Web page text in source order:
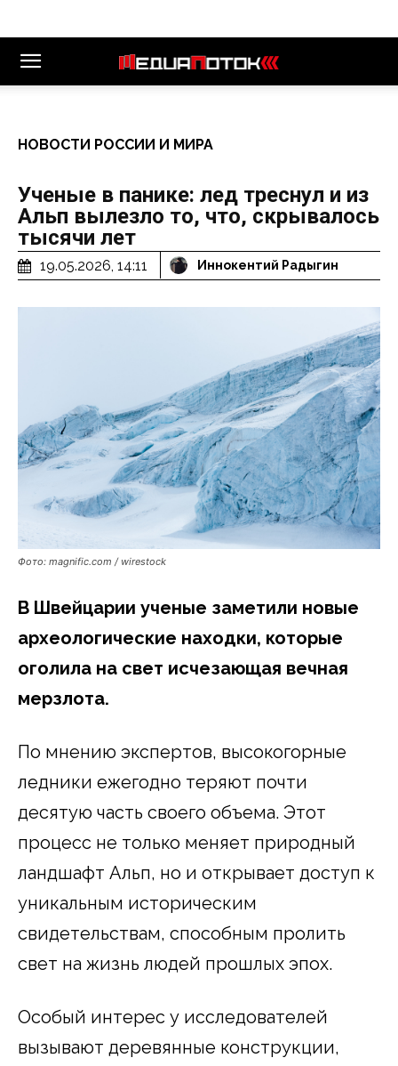
НОВОСТИ РОССИИ И МИРА
Ученые в панике: лед треснул и из
Альп вылезло то, что, скрывалось
тысячи лет
19.05.2026, 14:11 Иннокентий Радыгин
Фото: magnific.com / wirestock
В Швейцарии ученые заметили новые
археологические находки, которые
оголила на свет исчезающая вечная
мерзлота.
По мнению экспертов, высокогорные
ледники ежегодно теряют почти
десятую часть своего объема. Этот
процесс не только меняет природный
ландшафт Альп, но и открывает доступ к
уникальным историческим
свидетельствам, способным пролить
свет на жизнь людей прошлых эпох.
Особый интерес у исследователей
вызывают деревянные конструкции,